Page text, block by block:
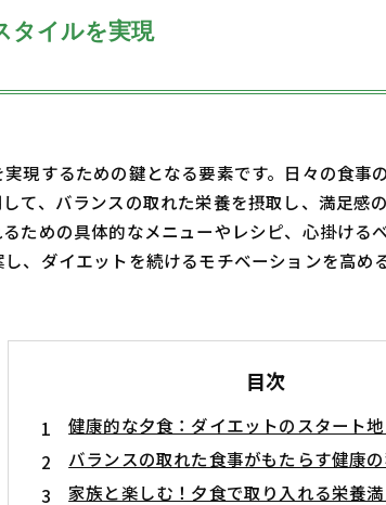
タイルを実現
現するための鍵となる要素です。日々の食
て、バランスの取れた栄養を摂取し、満足
ための具体的なメニューやレシピ、心掛け
、ダイエットを続けるモチベーションを高め
目次
健康的な夕食：ダイエットのスタート
バランスの取れた食事がもたらす健康
家族と楽しむ！夕食で取り入れる栄養